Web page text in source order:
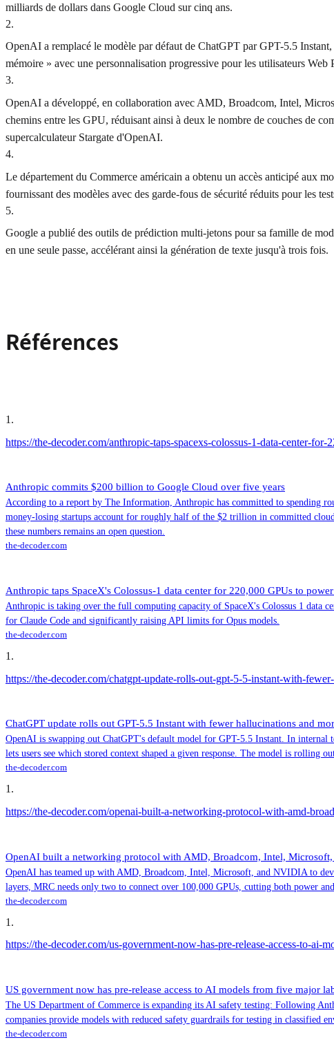
milliards de dollars dans Google Cloud sur cinq ans.
2.
OpenAI a remplacé le modèle par défaut de ChatGPT par GPT-5.5
mémoire » avec une personnalisation progressive pour les utilisateurs Web
3.
OpenAI a développé, en collaboration avec AMD, Broadcom, Intel,
chemins entre les GPU, réduisant ainsi à deux le nombre de couches de
supercalculateur Stargate d'OpenAI.
4.
Le département du Commerce américain a obtenu un accès anticipé aux
fournissant des modèles avec des garde-fous de sécurité réduits pour les
5.
Google a publié des outils de prédiction multi-jetons pour sa famille de
en une seule passe, accélérant ainsi la génération de texte jusqu'à trois fois.
Références
1 .
https://the-decoder.com/anthropic-taps-spacexs-colossus-1-data-center-
Anthropic commits $200 billion to Google Cloud over five years
According to a report by The Information, Anthropic has committed to spending
money-losing startups account for roughly half of the $2 trillion in committed
these numbers remains an open question.
the-decoder.com
Anthropic taps SpaceX's Colossus-1 data center for 220,000 GPUs to
Anthropic is taking over the full computing capacity of SpaceX's Colossus 1 data
for Claude Code and significantly raising API limits for Opus models.
the-decoder.com
1 .
https://the-decoder.com/chatgpt-update-rolls-out-gpt-5-5-instant-with-
ChatGPT update rolls out GPT-5.5 Instant with fewer hallucinations and
OpenAI is swapping out ChatGPT's default model for GPT-5.5 Instant. In internal
lets users see which stored context shaped a given response. The model is rolling
the-decoder.com
1 .
https://the-decoder.com/openai-built-a-networking-protocol-with-amd-
OpenAI built a networking protocol with AMD, Broadcom, Intel,
OpenAI has teamed up with AMD, Broadcom, Intel, Microsoft, and NVIDIA to
layers, MRC needs only two to connect over 100,000 GPUs, cutting both power
the-decoder.com
1 .
https://the-decoder.com/us-government-now-has-pre-release-access-to-
US government now has pre-release access to AI models from five major
The US Department of Commerce is expanding its AI safety testing: Following
companies provide models with reduced safety guardrails for testing in classified
the-decoder.com